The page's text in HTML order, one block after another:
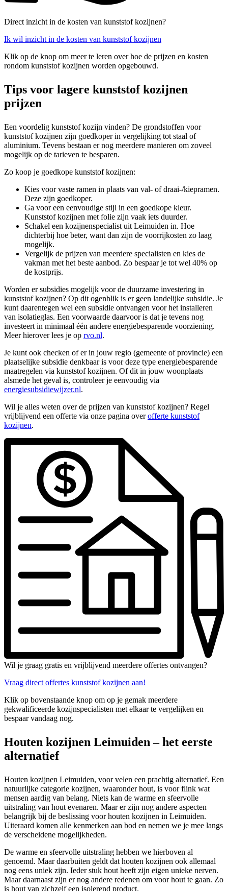
Direct inzicht in de kosten van kunststof kozijnen?
Ik wil inzicht in de kosten van kunststof kozijnen
Klik op de knop om meer te leren over hoe de prijzen en kosten
rondom kunststof kozijnen worden opgebouwd.
Tips voor lagere kunststof kozijnen
prijzen
Een voordelig kunststof kozijn vinden? De grondstoffen voor
kunststof kozijnen zijn goedkoper in vergelijking tot staal of
aluminium. Tevens bestaan er nog meerdere manieren om zoveel
mogelijk op de tarieven te besparen.
Zo koop je goedkope kunststof kozijnen:
Kies voor vaste ramen in plaats van val- of draai-/kiepramen.
Deze zijn goedkoper.
Ga voor een eenvoudige stijl in een goedkope kleur.
Kunststof kozijnen met folie zijn vaak iets duurder.
Schakel een kozijnenspecialist uit Leimuiden in. Hoe
dichterbij hoe beter, want dan zijn de voorrijkosten zo laag
mogelijk.
Vergelijk de prijzen van meerdere specialisten en kies de
vakman met het beste aanbod. Zo bespaar je tot wel 40% op
de kostprijs.
Worden er subsidies mogelijk voor de duurzame investering in
kunststof kozijnen? Op dit ogenblik is er geen landelijke subsidie. Je
kunt daarentegen wel een subsidie ontvangen voor het installeren
van isolatieglas. Een voorwaarde daarvoor is dat je tevens nog
investeert in minimaal één andere energiebesparende voorziening.
Meer hierover lees je op rvo.nl.
Je kunt ook checken of er in jouw regio (gemeente of provincie) een
plaatselijke subsidie denkbaar is voor deze type energiebesparende
maatregelen via kunststof kozijnen. Of dit in jouw woonplaats
alsmede het geval is, controleer je eenvoudig via
energiesubsidiewijzer.nl.
Wil je alles weten over de prijzen van kunststof kozijnen? Regel
vrijblijvend een offerte via onze pagina overofferte kunststof
kozijnen.
Wil je graag gratis en vrijblijvend meerdere offertes ontvangen?
Vraag direct offertes kunststof kozijnen aan!
Klik op bovenstaande knop om op je gemak meerdere
gekwalificeerde kozijnspecialisten met elkaar te vergelijken en
bespaar vandaag nog.
Houten kozijnen Leimuiden – het eerste
alternatief
Houten kozijnen Leimuiden, voor velen een prachtig alternatief. Een
natuurlijke categorie kozijnen, waaronder hout, is voor flink wat
mensen aardig van belang. Niets kan de warme en sfeervolle
uitstraling van hout evenaren. Maar er zijn nog andere aspecten
belangrijk bij de beslissing voor houten kozijnen in Leimuiden.
Uiteraard komen alle kenmerken aan bod en nemen we je mee langs
de verscheidene mogelijkheden.
De warme en sfeervolle uitstraling hebben we hierboven al
genoemd. Maar daarbuiten geldt dat houten kozijnen ook allemaal
nog eens uniek zijn. Ieder stuk hout heeft zijn eigen unieke nerven.
Maar daarnaast zijn er nog andere redenen om voor hout te gaan. Zo
is hout van zichzelf een isolerend product.